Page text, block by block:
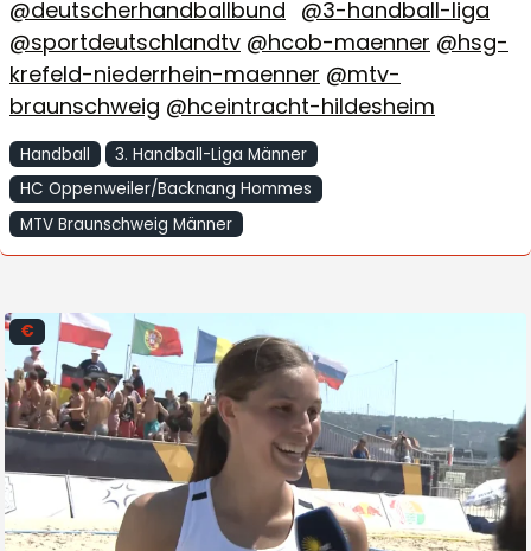
@deutscherhandballbund @3-handball-liga
@sportdeutschlandtv @hcob-maenner @hsg-
krefeld-niederrhein-maenner @mtv-
braunschweig @hceintracht-hildesheim
Handball
3. Handball-Liga Männer
HC Oppenweiler/Backnang Hommes
MTV Braunschweig Männer
€